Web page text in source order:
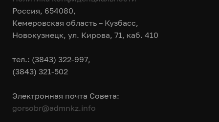
Россия, 654080,
Кемеровская область – Кузбасс,
Новокузнецк, ул. Кирова, 71, каб. 410
тел.: (3843) 322-997,
(3843) 321-502
Электронная почта Совета:
gorsobr@admnkz.info